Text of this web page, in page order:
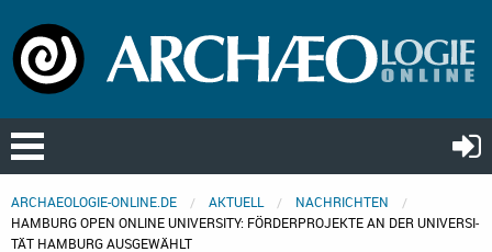
ARCHAEOLOGIE-ONLINE.DE AKTUELL
NACHRICHTEN
HAM­BURG OPEN ON­LINE UNI­VER­SI­TY: FÖR­DER­PRO­JEK­TE AN DER UNI­VER­SI­
TÄT HAM­BURG AUS­GE­WÄHLT